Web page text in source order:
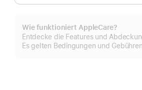
Wie funktioniert AppleCare?
Entdecke die Features und
Es gelten Bedingungen und